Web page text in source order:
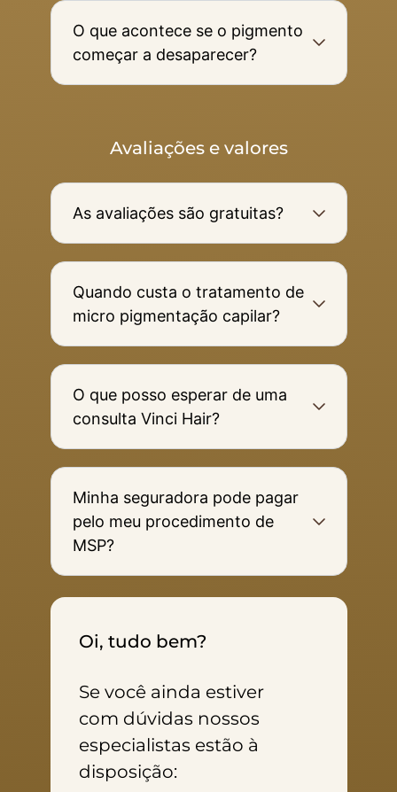
Oi, tudo bem?
Se você ainda estiver
com dúvidas nossos
especialistas estão à
disposição:
O que acontece se o pigmento
começar a desaparecer?
Avaliações e valores
As avaliações são gratuitas?
Quando custa o tratamento de
micro pigmentação capilar?
O que posso esperar de uma
consulta Vinci Hair?
Minha seguradora pode pagar
pelo meu procedimento de
MSP?